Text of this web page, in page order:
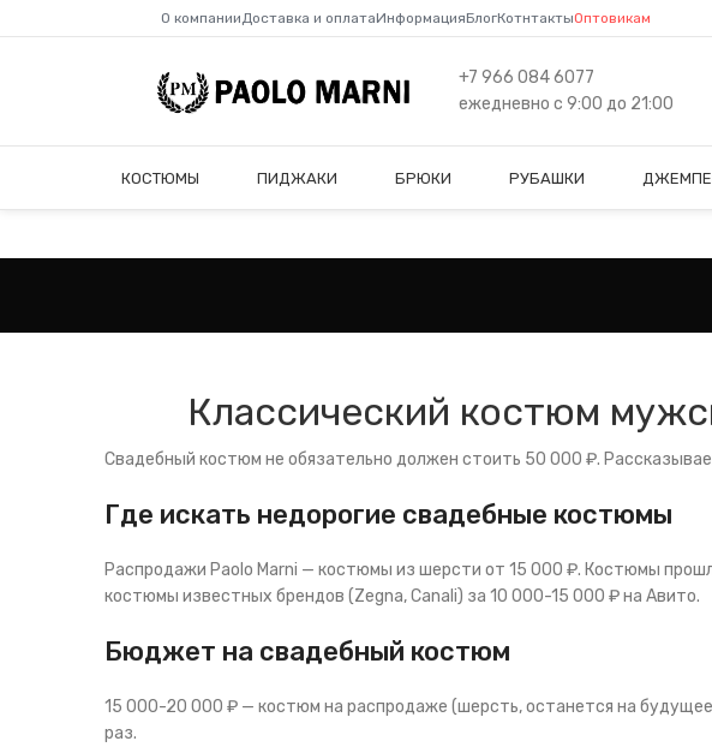
О компанииДоставка и оплатаИнформацияБлогКотнтактыОптовикам
+7 966 084 6077
ежедневно с 9:00 до 21:00
КОСТЮМЫ ПИДЖАКИ БРЮКИ РУБАШКИ
Классический костюм
Свадебный костюм не обязательно должен стоить 50 000 ₽.
Где искать недорогие свадебные костюмы
Распродажи Paolo Marni — костюмы из шерсти от 15 000 ₽. Костюмы
костюмы известных брендов (Zegna, Canali) за 10 000-15 000 ₽ на Авито.
Бюджет на свадебный костюм
15 000-20 000 ₽ — костюм на распродаже (шерсть, останется на
раз.